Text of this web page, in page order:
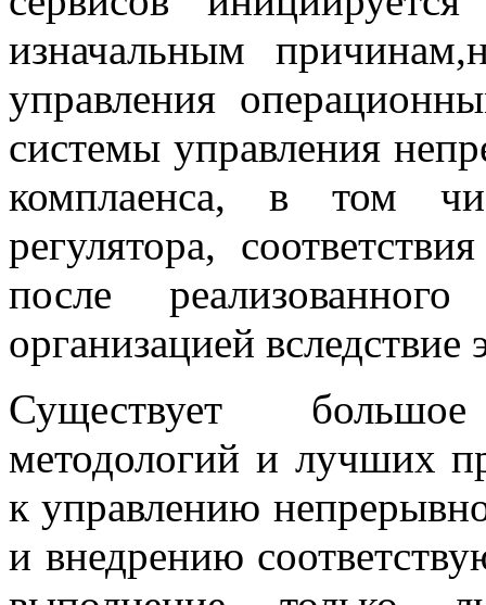
изначальным
управления
системы управления
комплаенса, в том
регулятора,
после
организацией вследствие
Существует
методологий и лучших
к управлению
и внедрению